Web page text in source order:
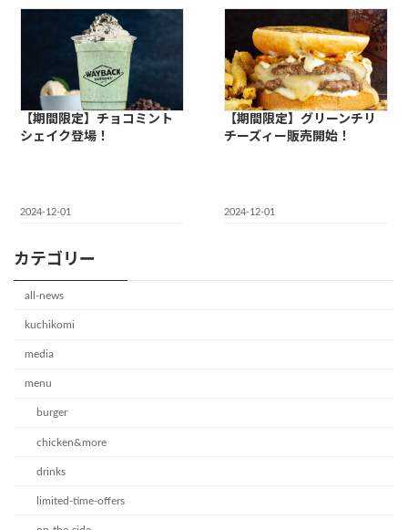
【期間限定】チョコミント
シェイク登場！
2024-12-01
【期間限定】グリーンチリ
チーズィー販売開始！
2024-12-01
カテゴリー
all-news
kuchikomi
media
menu
burger
chicken&more
drinks
limited-time-offers